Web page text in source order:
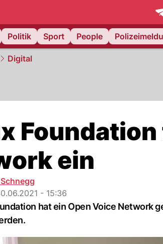
Politik Sport People
Digital
ein
- 15:36
hat ein Open Voice